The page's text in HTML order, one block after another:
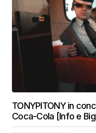
TONYPITONY in
Coca-Cola [Info e